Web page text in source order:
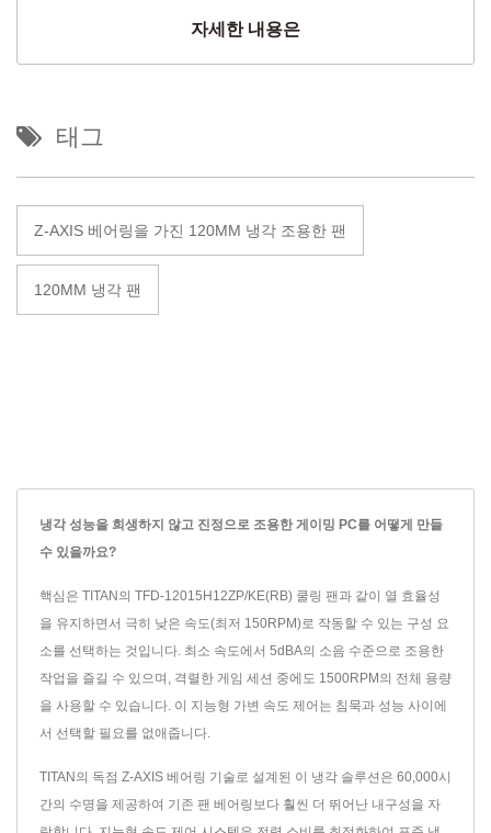
자세한 내용은
태그
Z-AXIS 베어링을 가진 120MM 냉각 조용한 팬
120MM 냉각 팬
냉각 성능을 희생하지 않고 진정으로 조용한 게이밍 PC를 어떻게 만들
수 있을까요?
핵심은 TITAN의 TFD-12015H12ZP/KE(RB) 쿨링 팬과 같이 열 효율성
을 유지하면서 극히 낮은 속도(최저 150RPM)로 작동할 수 있는 구성 요
소를 선택하는 것입니다. 최소 속도에서 5dBA의 소음 수준으로 조용한
작업을 즐길 수 있으며, 격렬한 게임 세션 중에도 1500RPM의 전체 용량
을 사용할 수 있습니다. 이 지능형 가변 속도 제어는 침묵과 성능 사이에
서 선택할 필요를 없애줍니다.
TITAN의 독점 Z-AXIS 베어링 기술로 설계된 이 냉각 솔루션은 60,000시
간의 수명을 제공하여 기존 팬 베어링보다 훨씬 더 뛰어난 내구성을 자